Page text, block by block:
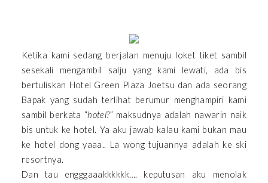
Ketika kami sedang berjalan menuju loket tiket sambil
sesekali mengambil salju yang kami lewati, ada bis
bertuliskan Hotel Green Plaza Joetsu dan ada seorang
Bapak yang sudah terlihat berumur menghampiri kami
sambil berkata “hotel?” maksudnya adalah nawarin naik
bis untuk ke hotel. Ya aku jawab kalau kami bukan mau
ke hotel dong yaaa.. La wong tujuannya adalah ke ski
resortnya.
Dan tau engggaaakkkkkk…. keputusan aku menolak